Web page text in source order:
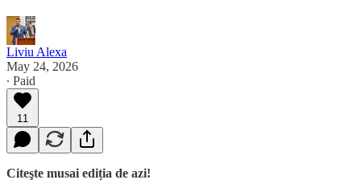
Liviu Alexa
May 24, 2026
∙ Paid
11
Citeşte musai ediția de azi!